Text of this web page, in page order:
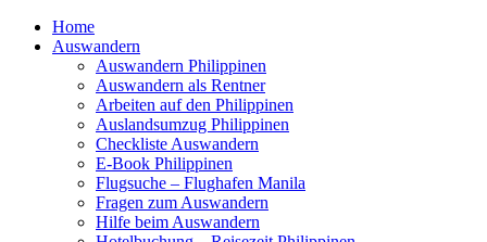
Home
Auswandern
Auswandern Philippinen
Auswandern als Rentner
Arbeiten auf den Philippinen
Auslandsumzug Philippinen
Checkliste Auswandern
E-Book Philippinen
Flugsuche – Flughafen Manila
Fragen zum Auswandern
Hilfe beim Auswandern